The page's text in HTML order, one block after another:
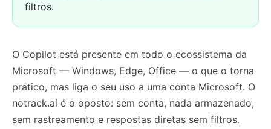
filtros.
O Copilot está presente em todo o ecossistema da
Microsoft — Windows, Edge, Office — o que o torna
prático, mas liga o seu uso a uma conta Microsoft. O
notrack.ai é o oposto: sem conta, nada armazenado,
sem rastreamento e respostas diretas sem filtros.